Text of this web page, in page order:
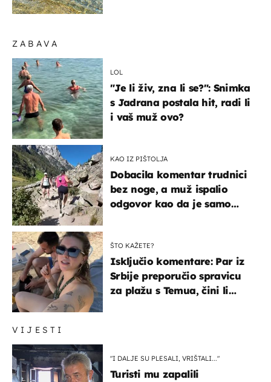
VIJESTI
"I DALJE SU PLESALI, VRIŠTALI..."
Turisti mu zapalili
ZABAVA
LOL
"Je li živ, zna li se?": Snimka
s Jadrana postala hit, radi li
i vaš muž ovo?
KAO IZ PIŠTOLJA
Dobacila komentar trudnici
bez noge, a muž ispalio
odgovor kao da je samo
ŠTO KAŽETE?
Isključio komentare: Par iz
Srbije preporučio spravicu
za plažu s Temua, čini li